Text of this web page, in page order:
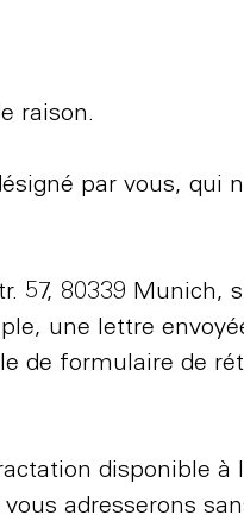
raison.
par vous, qui
57, 80339 Munich,
une lettre
de formulaire de
disponible à
adresserons